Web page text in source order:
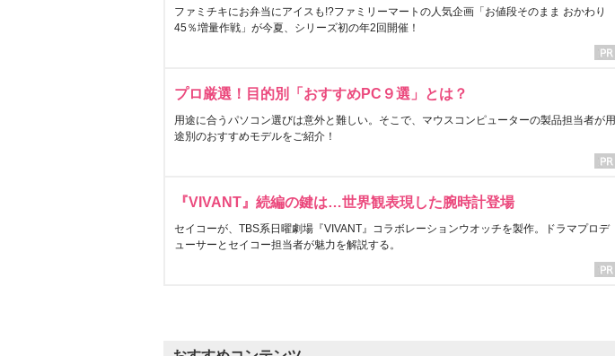
ファミチキにお弁当にアイスも!?ファミリーマートの人気企画「お値段そのまま おかわり
45％増量作戦」が今夏、シリーズ初の年2回開催！
プロ厳選！目的別「おすすめPC９選」とは？
用途に合うパソコン選びは意外と難しい。そこで、マウスコンピューターの製品担当者が用
途別のおすすめモデルをご紹介！
『VIVANT』続編の鍵は…世界観表現した腕時計登場
セイコーが、TBS系日曜劇場『VIVANT』コラボレーションウオッチを製作。ドラマプロデ
ューサーとセイコー担当者が魅力を解説する。